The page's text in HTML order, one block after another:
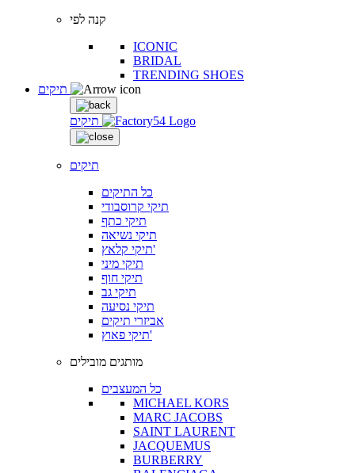
קנה לפי
ICONIC
BRIDAL
TRENDING SHOES
תיקים
תיקים
כל התיקים
תיקי קרוסבודי
תיקי כתף
תיקי נשיאה
תיקי קלאץ'
תיקי מיני
תיקי חוף
תיקי גב
תיקי נסיעה
אביזרי תיקים
תיקי פאוץ'
מותגים מובילים
כל המעצבים
MICHAEL KORS
MARC JACOBS
SAINT LAURENT
JACQUEMUS
BURBERRY